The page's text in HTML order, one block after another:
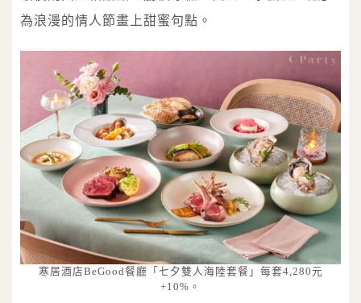
為浪漫的情人節畫上甜蜜句點。
寒居酒店BeGood餐廳「七夕雙人海陸套餐」每套4,280元
+10%。